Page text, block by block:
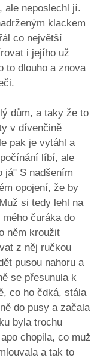
ale neposlechl jí.
klackem
co největší
i jejího už
to dlouho a znova
dům, a taky že to
v dívenčině
pak je vytáhl a
líbí, ale
já" S nadšením
opojení, že by
si tedy lehl na
čuráka do
něm kroužit
z něj ručkou
pusou nahoru a
se přesunula k
co ho čdká, stála
do pusy a začala
byla trochu
chopila, co muž
a tak to